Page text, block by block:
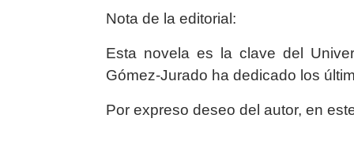
Nota de la editorial:
Esta novela es la clave del
Gómez-Jurado ha dedicado los
Por expreso deseo del autor, en